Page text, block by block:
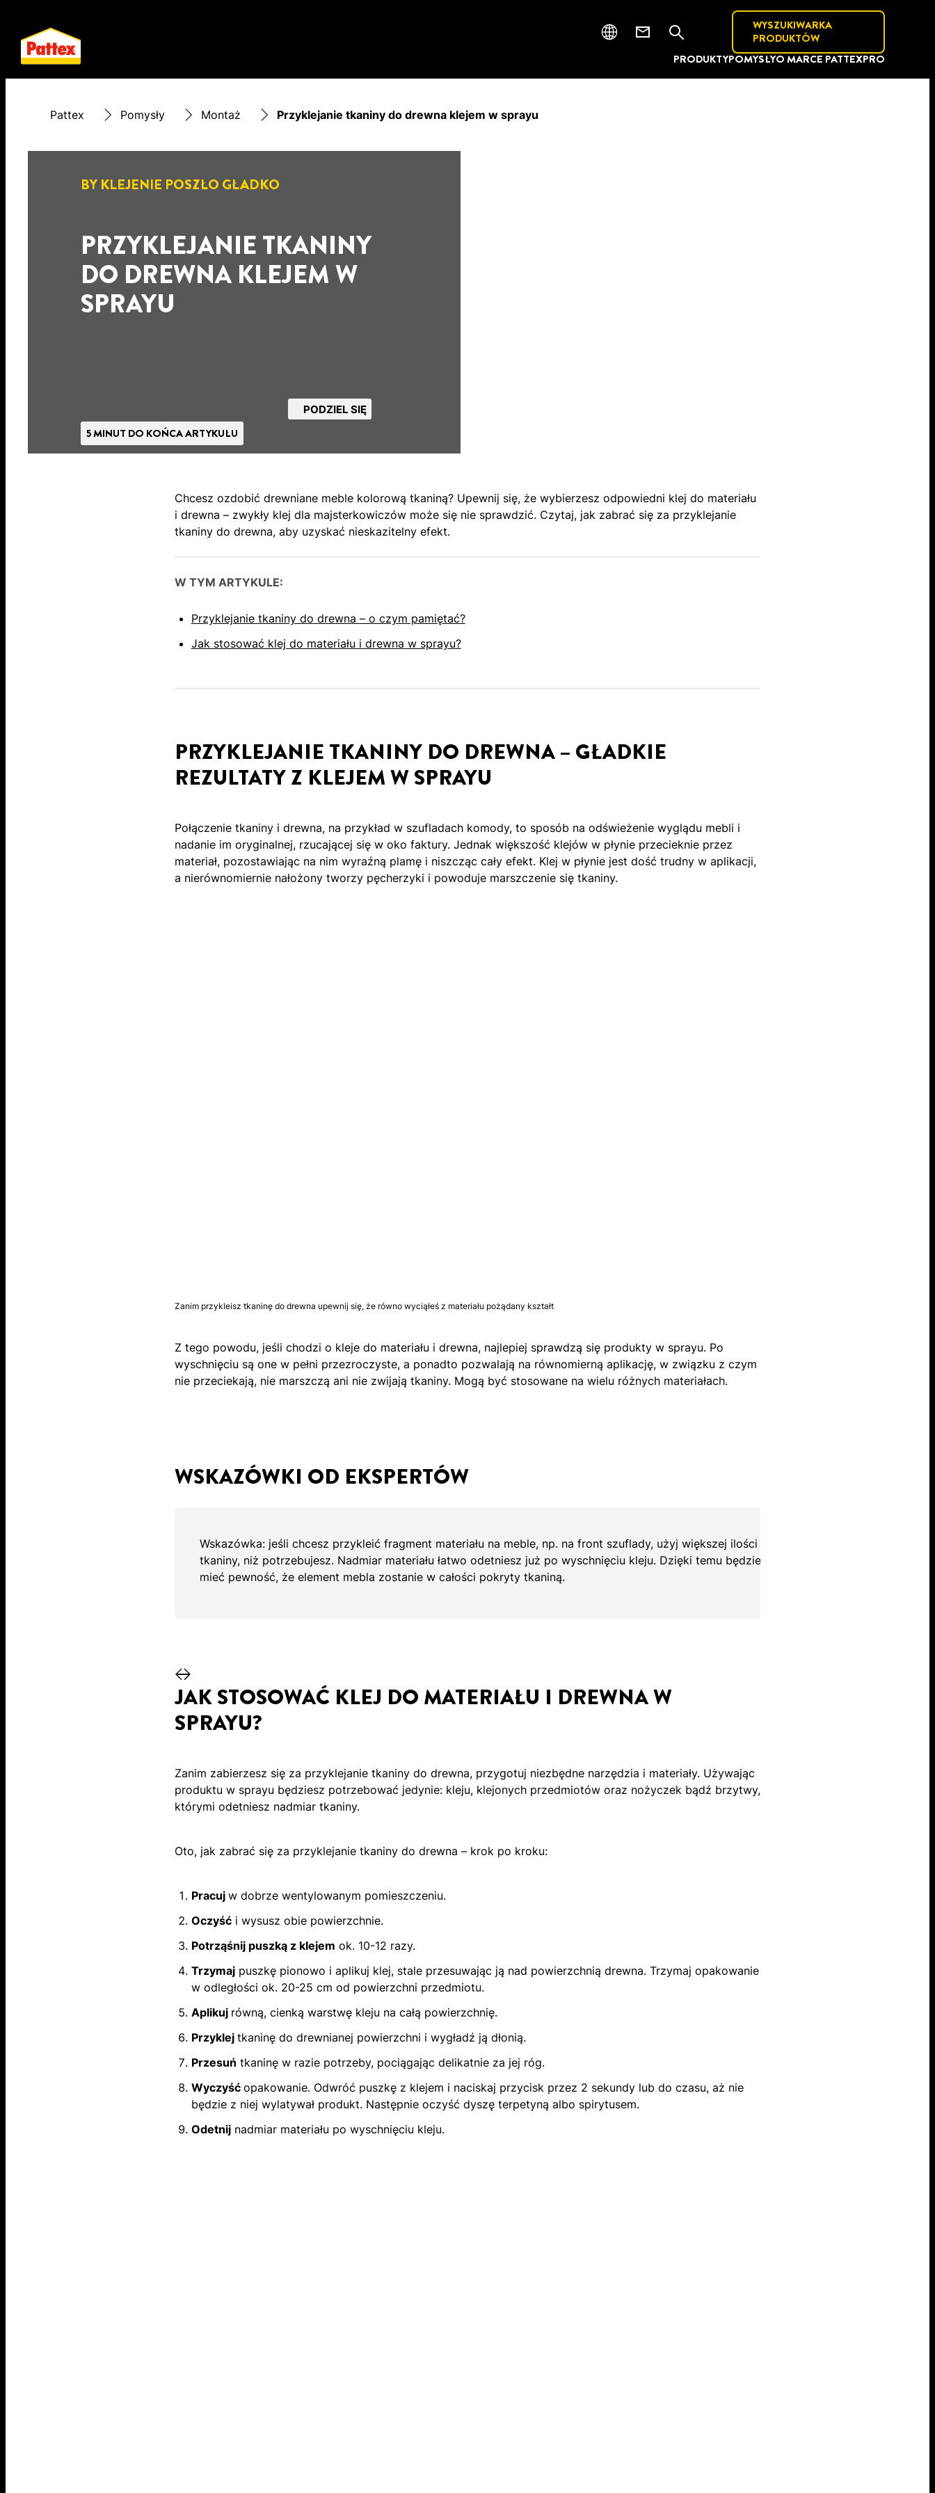
PRODUKTYPOMYSŁYO MARCE PATTEXPRO
WYSZUKIWARKA
PRODUKTÓW
Pattex Pomysły Montaż Przyklejanie tkaniny do drewna klejem w sprayu
BY KLEJENIE POSZŁO GŁADKO
PRZYKLEJANIE TKANINY
DO DREWNA KLEJEM W
SPRAYU
5 MINUT DO KOŃCA ARTYKUŁU
PODZIEL SIĘ
Chcesz ozdobić drewniane meble kolorową tkaniną? Upewnij się, że wybierzesz odpowiedni klej do materiału
i drewna – zwykły klej dla majsterkowiczów może się nie sprawdzić. Czytaj, jak zabrać się za przyklejanie
tkaniny do drewna, aby uzyskać nieskazitelny efekt.
W TYM ARTYKULE:
Przyklejanie tkaniny do drewna – o czym pamiętać?
Jak stosować klej do materiału i drewna w sprayu?
PRZYKLEJANIE TKANINY DO DREWNA – GŁADKIE
REZULTATY Z KLEJEM W SPRAYU
Połączenie tkaniny i drewna, na przykład w szufladach komody, to sposób na odświeżenie wyglądu mebli i
nadanie im oryginalnej, rzucającej się w oko faktury. Jednak większość klejów w płynie przecieknie przez
materiał, pozostawiając na nim wyraźną plamę i niszcząc cały efekt. Klej w płynie jest dość trudny w aplikacji,
a nierównomiernie nałożony tworzy pęcherzyki i powoduje marszczenie się tkaniny.
Zanim przykleisz tkaninę do drewna upewnij się, że równo wyciąłeś z materiału pożądany kształt
Z tego powodu, jeśli chodzi o kleje do materiału i drewna, najlepiej sprawdzą się produkty w sprayu. Po
wyschnięciu są one w pełni przezroczyste, a ponadto pozwalają na równomierną aplikację, w związku z czym
nie przeciekają, nie marszczą ani nie zwijają tkaniny. Mogą być stosowane na wielu różnych materiałach.
WSKAZÓWKI OD EKSPERTÓW
Wskazówka: jeśli chcesz przykleić fragment materiału na meble, np. na front szuflady, użyj większej ilości
tkaniny, niż potrzebujesz. Nadmiar materiału łatwo odetniesz już po wyschnięciu kleju. Dzięki temu będziesz
mieć pewność, że element mebla zostanie w całości pokryty tkaniną.
JAK STOSOWAĆ KLEJ DO MATERIAŁU I DREWNA W
SPRAYU?
Zanim zabierzesz się za przyklejanie tkaniny do drewna, przygotuj niezbędne narzędzia i materiały. Używając
produktu w sprayu będziesz potrzebować jedynie: kleju, klejonych przedmiotów oraz nożyczek bądź brzytwy,
którymi odetniesz nadmiar tkaniny.
Oto, jak zabrać się za przyklejanie tkaniny do drewna – krok po kroku:
Pracuj w dobrze wentylowanym pomieszczeniu.
Oczyśći wysusz obie powierzchnie.
Potrząśnij puszką z klejem ok. 10-12 razy.
Trzymajpuszkę pionowo i aplikuj klej, stale przesuwając ją nad powierzchnią drewna. Trzymaj opakowanie
w odległości ok. 20-25 cm od powierzchni przedmiotu.
Aplikuj równą, cienką warstwę kleju na całą powierzchnię.
Przyklej tkaninę do drewnianej powierzchni i wygładź ją dłonią.
Przesuń tkaninę w razie potrzeby, pociągając delikatnie za jej róg.
Wyczyść opakowanie. Odwróć puszkę z klejem i naciskaj przycisk przez 2 sekundy lub do czasu, aż nie
będzie z niej wylatywał produkt. Następnie oczyść dyszę terpetyną albo spirytusem.
Odetnijnadmiar materiału po wyschnięciu kleju.